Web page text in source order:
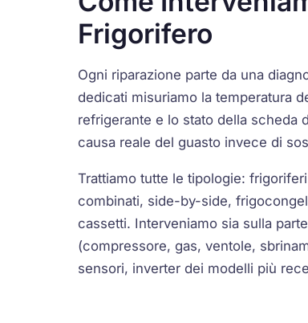
Frigorifero
Ogni riparazione parte da una
dedicati misuriamo la temperatura
refrigerante e lo stato della scheda
causa reale del guasto invece di
Trattiamo tutte le tipologie:
combinati, side-by-side,
cassetti. Interveniamo sia sulla
(compressore, gas, ventole,
sensori, inverter dei modelli più